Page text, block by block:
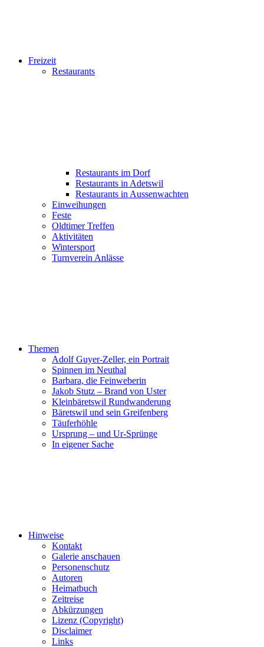
Freizeit
Restaurants
Restaurants im Dorf
Restaurants in Adetswil
Restaurants in Aussenwachten
Einweihungen
Feste
Oldtimer Treffen
Aktivitäten
Wintersport
Turnverein Anlässe
Themen
Adolf Guyer-Zeller, ein Portrait
Spinnen im Neuthal
Barbara, die Feinweberin
Jakob Stutz – Brand von Uster
Kleinbäretswil Rundwanderung
Bäretswil und sein Greifenberg
Täuferhöhle
Ursprung – und Ur-Sprünge
In eigener Sache
Hinweise
Kontakt
Galerie anschauen
Personenschutz
Autoren
Heimatbuch
Zeitreise
Abkürzungen
Lizenz (Copyright)
Disclaimer
Links